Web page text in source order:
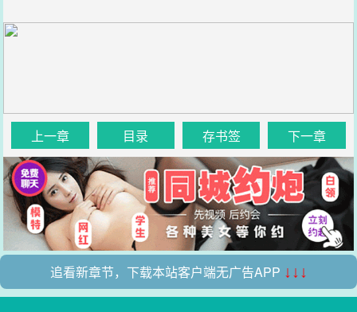
上一章 目录 存书签 下一章
追看新章节，下载本站客户端无广告APP ↓↓↓